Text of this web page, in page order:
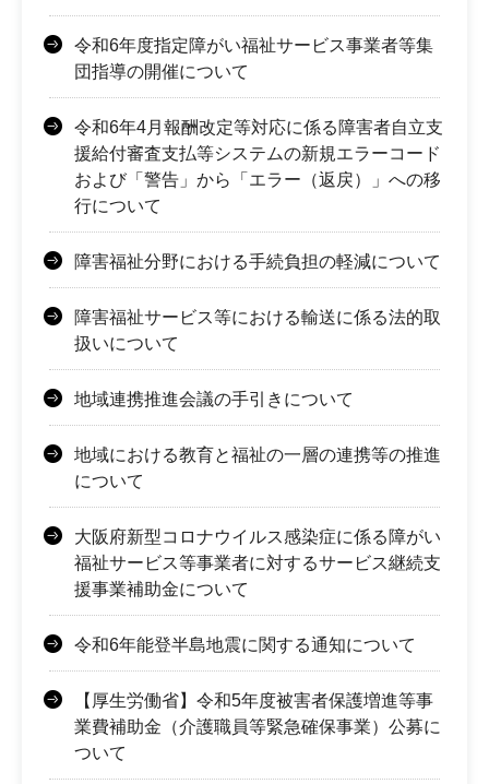
令和6年度指定障がい福祉サービス事業者等集
団指導の開催について
令和6年4月報酬改定等対応に係る障害者自立支
援給付審査支払等システムの新規エラーコード
および「警告」から「エラー（返戻）」への移
行について
障害福祉分野における手続負担の軽減について
障害福祉サービス等における輸送に係る法的取
扱いについて
地域連携推進会議の手引きについて
地域における教育と福祉の一層の連携等の推進
について
大阪府新型コロナウイルス感染症に係る障がい
福祉サービス等事業者に対するサービス継続支
援事業補助金について
令和6年能登半島地震に関する通知について
【厚生労働省】令和5年度被害者保護増進等事
業費補助金（介護職員等緊急確保事業）公募に
ついて